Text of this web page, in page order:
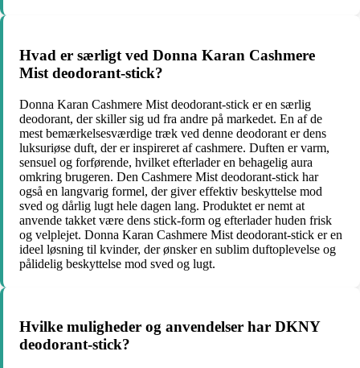
Hvad er særligt ved Donna Karan Cashmere
Mist deodorant-stick?
Donna Karan Cashmere Mist deodorant-stick er en særlig
deodorant, der skiller sig ud fra andre på markedet. En af de
mest bemærkelsesværdige træk ved denne deodorant er dens
luksuriøse duft, der er inspireret af cashmere. Duften er varm,
sensuel og forførende, hvilket efterlader en behagelig aura
omkring brugeren. Den Cashmere Mist deodorant-stick har
også en langvarig formel, der giver effektiv beskyttelse mod
sved og dårlig lugt hele dagen lang. Produktet er nemt at
anvende takket være dens stick-form og efterlader huden frisk
og velplejet. Donna Karan Cashmere Mist deodorant-stick er en
ideel løsning til kvinder, der ønsker en sublim duftoplevelse og
pålidelig beskyttelse mod sved og lugt.
Hvilke muligheder og anvendelser har DKNY
deodorant-stick?